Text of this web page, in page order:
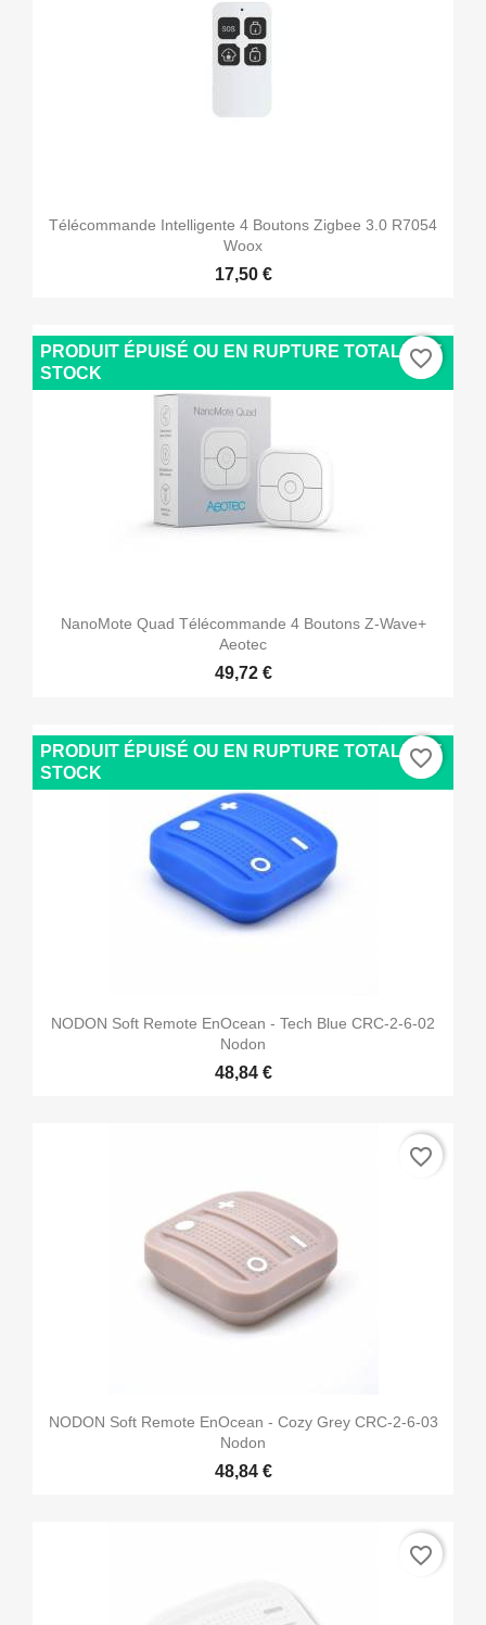
Télécommande Intelligente 4 Boutons Zigbee 3.0 R7054
Woox
17,50 €
NanoMote Quad Télécommande 4 Boutons Z-Wave+
Aeotec
49,72 €
PRODUIT ÉPUISÉ OU EN RUPTURE TOTALE DE
STOCK
favorite_border
NODON Soft Remote EnOcean - Tech Blue CRC-2-6-02
Nodon
48,84 €
PRODUIT ÉPUISÉ OU EN RUPTURE TOTALE DE
STOCK
favorite_border
NODON Soft Remote EnOcean - Cozy Grey CRC-2-6-03
Nodon
48,84 €
favorite_border
favorite_border